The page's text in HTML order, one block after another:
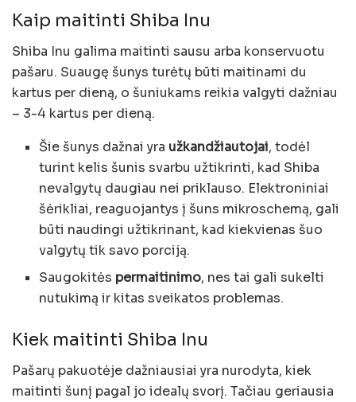
Kaip maitinti Shiba Inu
Shiba Inu galima maitinti sausu arba konservuotu
pašaru. Suaugę šunys turėtų būti maitinami du
kartus per dieną, o šuniukams reikia valgyti dažniau
– 3-4 kartus per dieną.
Šie šunys dažnai yra užkandžiautojai, todėl
turint kelis šunis svarbu užtikrinti, kad Shiba
nevalgytų daugiau nei priklauso. Elektroniniai
šėrikliai, reaguojantys į šuns mikroschemą, gali
būti naudingi užtikrinant, kad kiekvienas šuo
valgytų tik savo porciją.
Saugokitės permaitinimo, nes tai gali sukelti
nutukimą ir kitas sveikatos problemas.
Kiek maitinti Shiba Inu
Pašarų pakuotėje dažniausiai yra nurodyta, kiek
maitinti šunį pagal jo idealų svorį. Tačiau geriausia